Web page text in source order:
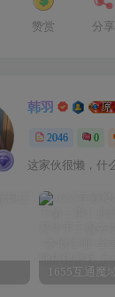
赞赏 分享
韩羽
2046 0
这家伙很懒，什